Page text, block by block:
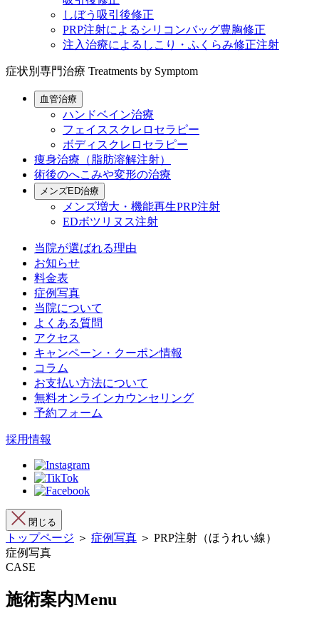
しぼう吸引後修正
PRP注射によるシリコンバッグ豊胸修正
注入治療によるしこり・ふくらみ修正注射
症状別専門治療 Treatments by Symptom
血管治療
ハンドベイン治療
フェイススクレロセラピー
ボディスクレロセラピー
痩身治療（脂肪溶解注射）
術後のへこみや変形の治療
メンズED治療
メンズ増大・機能再生PRP注射
EDボツリヌス注射
当院が選ばれる理由
お知らせ
料金表
症例写真
当院について
よくある質問
アクセス
キャンペーン・クーポン情報
コラム
お支払い方法について
無料オンラインカウンセリング
予約フォーム
採用情報
閉じる
トップページ ＞ 症例写真 ＞ PRP注射（ほうれい線）
症例写真
CASE
施術案内Menu